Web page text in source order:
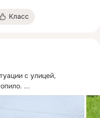
Класс
с улицей,
...